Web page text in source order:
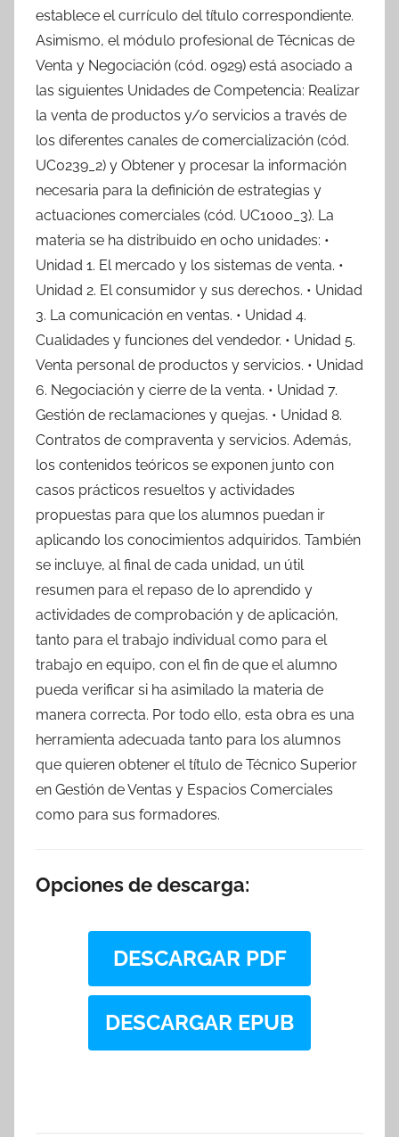
establece el currículo del título correspondiente.
Asimismo, el módulo profesional de Técnicas de
Venta y Negociación (cód. 0929) está asociado a
las siguientes Unidades de Competencia: Realizar
la venta de productos y/o servicios a través de
los diferentes canales de comercialización (cód.
UC0239_2) y Obtener y procesar la información
necesaria para la definición de estrategias y
actuaciones comerciales (cód. UC1000_3). La
materia se ha distribuido en ocho unidades: •
Unidad 1. El mercado y los sistemas de venta. •
Unidad 2. El consumidor y sus derechos. • Unidad
3. La comunicación en ventas. • Unidad 4.
Cualidades y funciones del vendedor. • Unidad 5.
Venta personal de productos y servicios. • Unidad
6. Negociación y cierre de la venta. • Unidad 7.
Gestión de reclamaciones y quejas. • Unidad 8.
Contratos de compraventa y servicios. Además,
los contenidos teóricos se exponen junto con
casos prácticos resueltos y actividades
propuestas para que los alumnos puedan ir
aplicando los conocimientos adquiridos. También
se incluye, al final de cada unidad, un útil
resumen para el repaso de lo aprendido y
actividades de comprobación y de aplicación,
tanto para el trabajo individual como para el
trabajo en equipo, con el fin de que el alumno
pueda verificar si ha asimilado la materia de
manera correcta. Por todo ello, esta obra es una
herramienta adecuada tanto para los alumnos
que quieren obtener el título de Técnico Superior
en Gestión de Ventas y Espacios Comerciales
como para sus formadores.
Opciones de descarga:
DESCARGAR PDF
DESCARGAR EPUB